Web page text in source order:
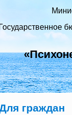
Государственное
граждан